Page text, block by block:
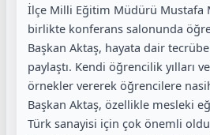
İlçe Milli Eğitim Müdürü Mustafa
birlikte konferans salonunda
Başkan Aktaş, hayata dair
paylaştı. Kendi öğrencilik yılları
örnekler vererek öğrencilere
Başkan Aktaş, özellikle mesleki
Türk sanayisi için çok önemli